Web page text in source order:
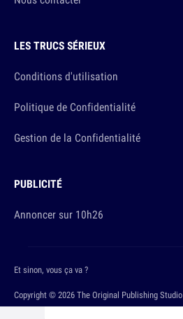
LES TRUCS SÉRIEUX
Conditions d'utilisation
Politique de Confidentialité
Gestion de la Confidentialité
PUBLICITÉ
Annoncer sur 10h26
Copyright © 2026 The Original Publishing Studio
Et sinon, vous ça va ?